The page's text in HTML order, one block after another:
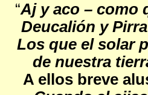
“Aj y aco – como
Deucalión y
Los que el solar
de nuestra
A ellos breve